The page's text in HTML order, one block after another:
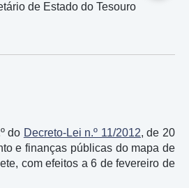
de Estado do Tesouro
do Decreto-Lei n.º 11/2012, de 20
e finanças públicas do mapa de
com efeitos a 6 de fevereiro de